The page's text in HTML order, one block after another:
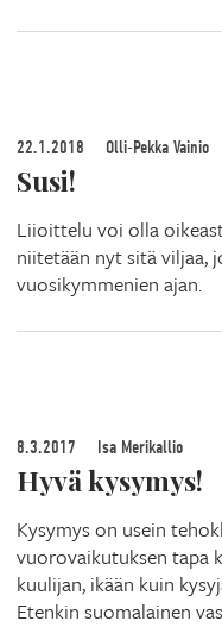
22.1.2018 Olli-Pekka Vainio
Susi!
Liioittelu voi olla
niitetään nyt sitä viljaa,
vuosikymmenien ajan.
8.3.2017 Isa Merikallio
Hyvä kysymys!
Kysymys on usein
vuorovaikutuksen tapa
kuulijan, ikään kuin
Etenkin suomalainen